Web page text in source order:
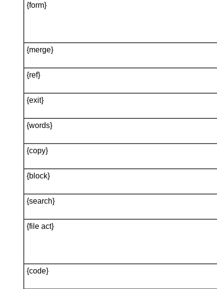
{form}
{merge}
{ref}
{exit}
{words}
{copy}
{block}
{search}
{file act}
{code}